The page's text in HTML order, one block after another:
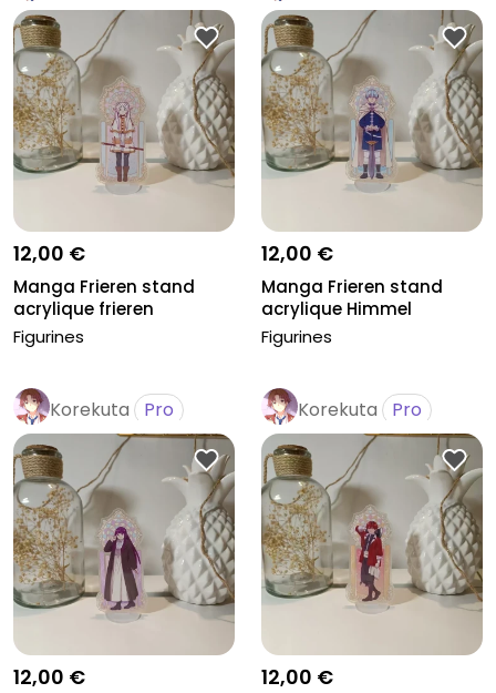
12,00 €
Manga Frieren stand
acrylique frieren
Figurines
12,00 €
Manga Frieren stand
acrylique Himmel
Figurines
Korekuta Pro
12,00 €
Korekuta Pro
12,00 €